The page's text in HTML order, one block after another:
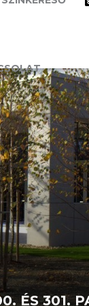
ÉS 301.